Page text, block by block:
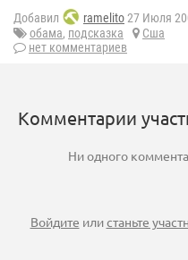
Добавил ramelito27 Июля
обама, подсказка
Сша
нет комментариев
Комментарии
Ни одного
Войдите илистаньте